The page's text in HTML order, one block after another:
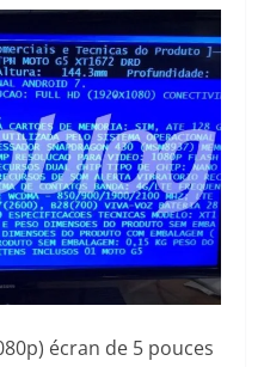
écran de 5 pouces